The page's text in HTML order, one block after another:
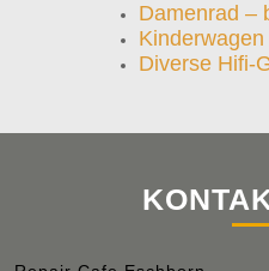
Damenrad –
Kinderwagen
Diverse Hifi-